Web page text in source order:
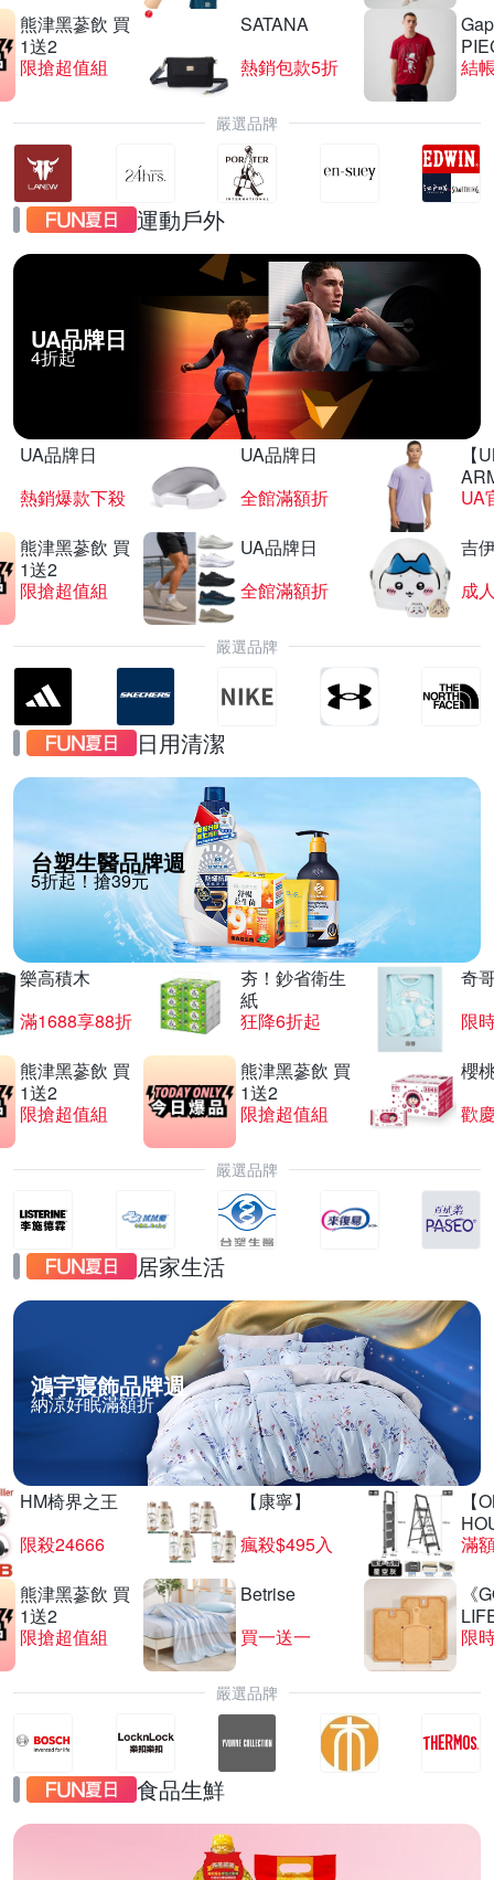
熊津黑蔘飲 買
1送2
限搶超值組
SATANA
熱銷包款5折
結
嚴選品牌
運動戶外
UA品牌日
4折起
UA品牌日
熱銷爆款下殺
UA品牌日
全館滿額折
【
UA
熊津黑蔘飲 買
1送2
限搶超值組
UA品牌日
全館滿額折
吉
嚴選品牌
日用清潔
台塑生醫品牌週
5折起！搶39元
樂高積木
滿1688享88折
夯！鈔省衛生
紙
狂降6折起
奇
限
熊津黑蔘飲 買
1送2
限搶超值組
熊津黑蔘飲 買
1送2
限搶超值組
櫻
歡
嚴選品牌
居家生活
鴻宇寢飾品牌週
納涼好眠滿額折
HM椅界之王
限殺24666
【康寧】
瘋殺$495入
【
滿
熊津黑蔘飲 買
1送2
限搶超值組
Betrise
買一送一
《
限
嚴選品牌
食品生鮮